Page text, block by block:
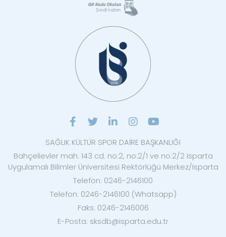
SAĞLIK KÜLTÜR SPOR DAİRE BAŞKANLIĞI
Bahçelievler mah. 143 cd. no:2, no:2/1 ve no:2/2 Isparta
Uygulamalı Bilimler Üniversitesi Rektörlüğü Merkez/Isparta
Telefon: 0246-2146100
Telefon: 0246-2146100 (Whatsapp)
Faks: 0246-2146006
E-Posta: sksdb@isparta.edu.tr